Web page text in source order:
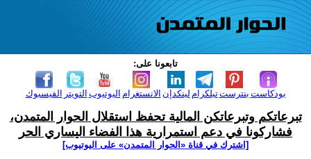
تابعونا على:
الفيسبوك التويتر اليوتيوب الانستغرام لينكدإن تيلكرامبنترست بودكاست
تبرعاتكم وتبرعاتكن المالية تحفظ استقلال الحوار المتمدن،
فشاركونا في دعم استمرارية هذا الفضاء اليساري الحر
[اشترك في قناة ‫«الحوار المتمدن» على اليوتيوب]